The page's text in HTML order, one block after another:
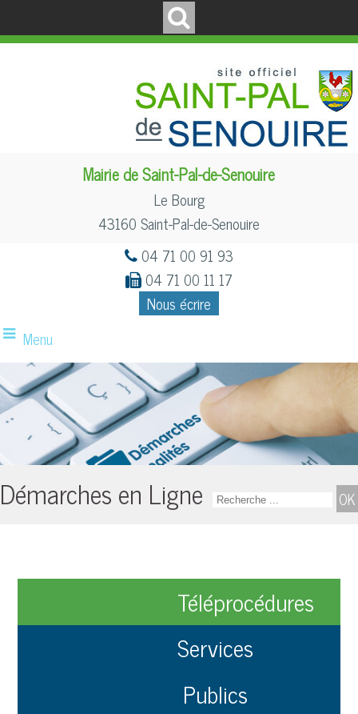
Mairie de Saint-Pal-de-Senouire
Le Bourg
43160 Saint-Pal-de-Senouire
04 71 00 91 93
04 71 00 11 17
Nous écrire
Menu
Démarches en Ligne
Téléprocédures
Services
Publics